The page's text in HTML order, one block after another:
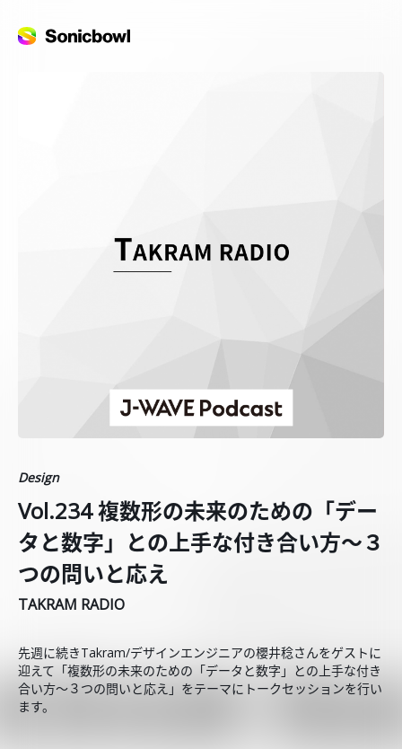
Design
Vol.234 複数形の未来のための「デー
タと数字」との上手な付き合い方〜３
つの問いと応え
TAKRAM RADIO
先週に続きTakram/デザインエンジニアの櫻井稔さんをゲストに
迎えて「複数形の未来のための「データと数字」との上手な付き
合い方〜３つの問いと応え」をテーマにトークセッションを行い
ます。